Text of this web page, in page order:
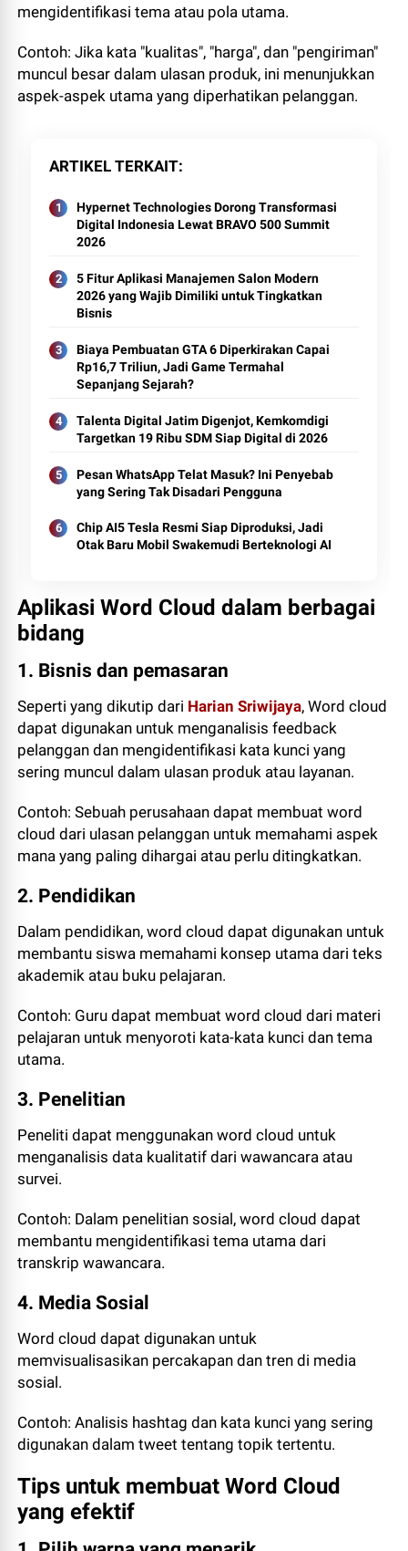
mengidentifikasi tema atau pola utama.
Contoh: Jika kata "kualitas", "harga", dan "pengiriman"
muncul besar dalam ulasan produk, ini menunjukkan
aspek-aspek utama yang diperhatikan pelanggan.
ARTIKEL TERKAIT
Hypernet Technologies Dorong Transformasi
Digital Indonesia Lewat BRAVO 500 Summit
2026
5 Fitur Aplikasi Manajemen Salon Modern
2026 yang Wajib Dimiliki untuk Tingkatkan
Bisnis
Biaya Pembuatan GTA 6 Diperkirakan Capai
Rp16,7 Triliun, Jadi Game Termahal
Sepanjang Sejarah?
Talenta Digital Jatim Digenjot, Kemkomdigi
Targetkan 19 Ribu SDM Siap Digital di 2026
Pesan WhatsApp Telat Masuk? Ini Penyebab
yang Sering Tak Disadari Pengguna
Chip AI5 Tesla Resmi Siap Diproduksi, Jadi
Otak Baru Mobil Swakemudi Berteknologi AI
Aplikasi Word Cloud dalam berbagai
bidang
1. Bisnis dan pemasaran
Seperti yang dikutip dari Harian Sriwijaya, Word cloud
dapat digunakan untuk menganalisis feedback
pelanggan dan mengidentifikasi kata kunci yang
sering muncul dalam ulasan produk atau layanan.
Contoh: Sebuah perusahaan dapat membuat word
cloud dari ulasan pelanggan untuk memahami aspek
mana yang paling dihargai atau perlu ditingkatkan.
2. Pendidikan
Dalam pendidikan, word cloud dapat digunakan untuk
membantu siswa memahami konsep utama dari teks
akademik atau buku pelajaran.
Contoh: Guru dapat membuat word cloud dari materi
pelajaran untuk menyoroti kata-kata kunci dan tema
utama.
3. Penelitian
Peneliti dapat menggunakan word cloud untuk
menganalisis data kualitatif dari wawancara atau
survei.
Contoh: Dalam penelitian sosial, word cloud dapat
membantu mengidentifikasi tema utama dari
transkrip wawancara.
4. Media Sosial
Word cloud dapat digunakan untuk
memvisualisasikan percakapan dan tren di media
sosial.
Contoh: Analisis hashtag dan kata kunci yang sering
digunakan dalam tweet tentang topik tertentu.
Tips untuk membuat Word Cloud
yang efektif